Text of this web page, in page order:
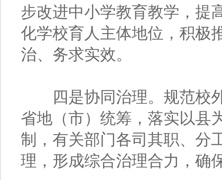
步改进中小学教育教学，提
化学校育人主体地位，积极
治、务求实效。
四是协同治理。规范校外
省地（市）统筹，落实以县
制，有关部门各司其职、分
理，形成综合治理合力，确